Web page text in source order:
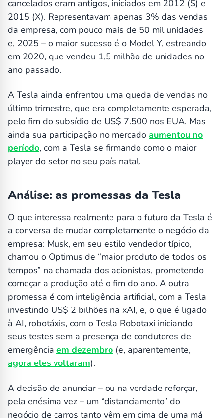
cancelados eram antigos, iniciados em 2012 (S) e
2015 (X). Representavam apenas 3% das vendas
da empresa, com pouco mais de 50 mil unidades
e, 2025 – o maior sucesso é o Model Y, estreando
em 2020, que vendeu 1,5 milhão de unidades no
ano passado.
A Tesla ainda enfrentou uma queda de vendas no
último trimestre, que era completamente esperada,
pelo fim do subsídio de US$ 7.500 nos EUA. Mas
ainda sua participação no mercado aumentou no
período, com a Tesla se firmando como o maior
player do setor no seu país natal.
Análise: as promessas da Tesla
O que interessa realmente para o futuro da Tesla é
a conversa de mudar completamente o negócio da
empresa: Musk, em seu estilo vendedor típico,
chamou o Optimus de “maior produto de todos os
tempos” na chamada dos acionistas, prometendo
começar a produção até o fim do ano. A outra
promessa é com inteligência artificial, com a Tesla
investindo US$ 2 bilhões na xAI, e, o que é ligado
à AI, robotáxis, com o Tesla Robotaxi iniciando
seus testes sem a presença de condutores de
emergência em dezembro (e, aparentemente,
agora eles voltaram).
A decisão de anunciar – ou na verdade reforçar,
pela enésima vez – um “distanciamento” do
negócio de carros tanto vêm em cima de uma má